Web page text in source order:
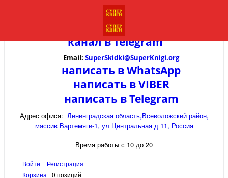
канал вTelegram
Email: SuperSkidki@SuperKnigi.org
написать в WhatsApp
написать в VIBER
написать в Telegram
Адрес офиса: Ленинградская область,Всеволожский район,
массив Вартемяги-1, ул Центральная д 11, Россия
Время работы с 10 до 20
Войти
Регистрация
Корзина
0 позиций